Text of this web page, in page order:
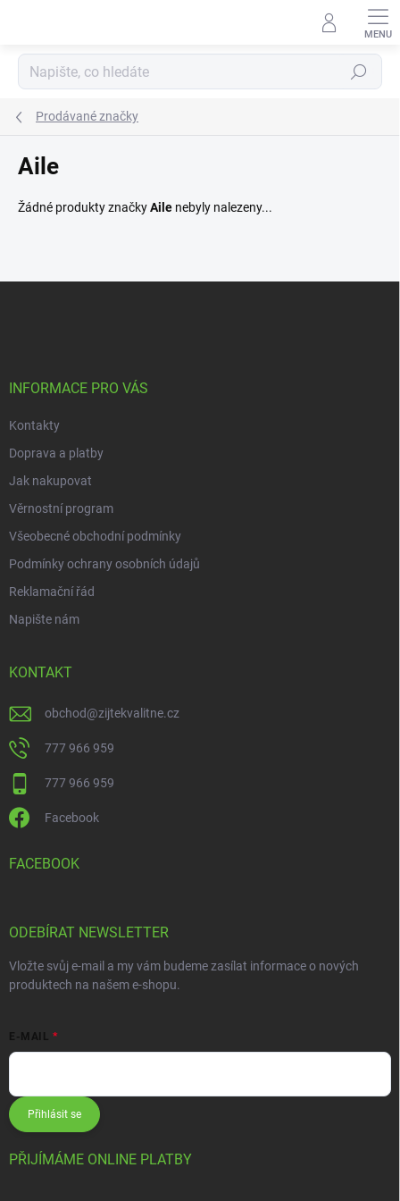
Hledat
Prodávané značky
Aile
Žádné produkty značkyAile nebyly nalezeny...
INFORMACE PRO VÁS
Kontakty
Doprava a platby
Jak nakupovat
Věrnostní program
Všeobecné obchodní podmínky
Podmínky ochrany osobních údajů
Reklamační řád
Napište nám
KONTAKT
obchod@zijtekvalitne.cz
777 966 959
777 966 959
Facebook
FACEBOOK
ODEBÍRAT NEWSLETTER
Vložte svůj e-mail a my vám budeme zasílat informace o nových
produktech na našem e-shopu.
E-MAIL
Přihlásit se
PŘIJÍMÁME ONLINE PLATBY